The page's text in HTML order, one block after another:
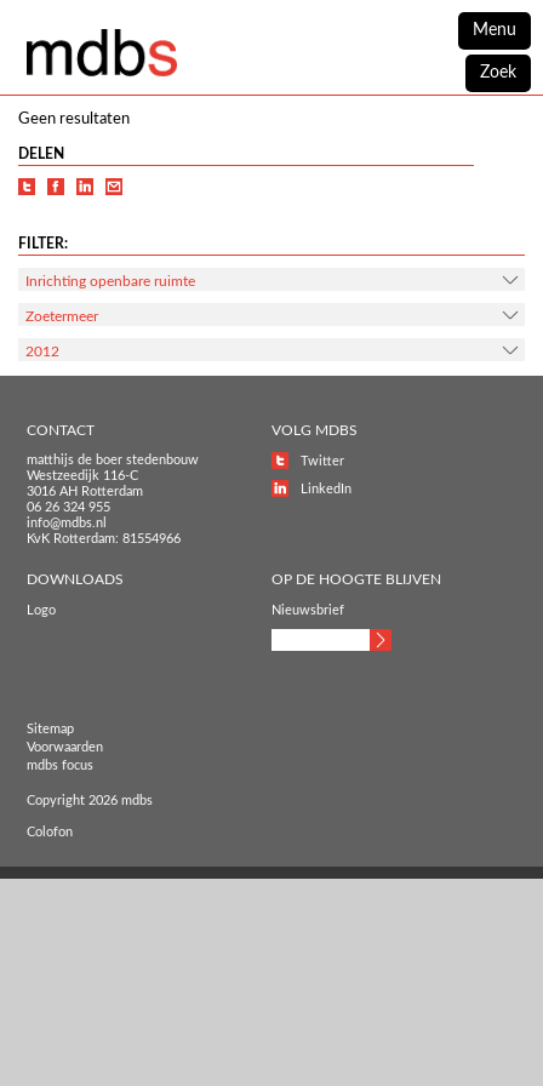
Menu
Zoek
Geen resultaten
DELEN
FILTER:
Inrichting openbare ruimte
Zoetermeer
2012
CONTACT
matthijs de boer stedenbouw
Westzeedijk 116-C
3016 AH Rotterdam
06 26 324 955
info@mdbs.nl
KvK Rotterdam: 81554966
VOLG MDBS
Twitter
LinkedIn
DOWNLOADS
Logo
OP DE HOOGTE BLIJVEN
Nieuwsbrief
Sitemap
Voorwaarden
mdbs focus
Copyright 2026 mdbs
Colofon